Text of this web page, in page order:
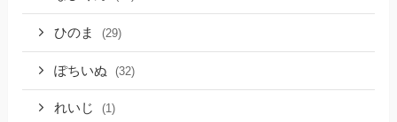
ひのま (29)
ぽちいぬ (32)
れいじ (1)